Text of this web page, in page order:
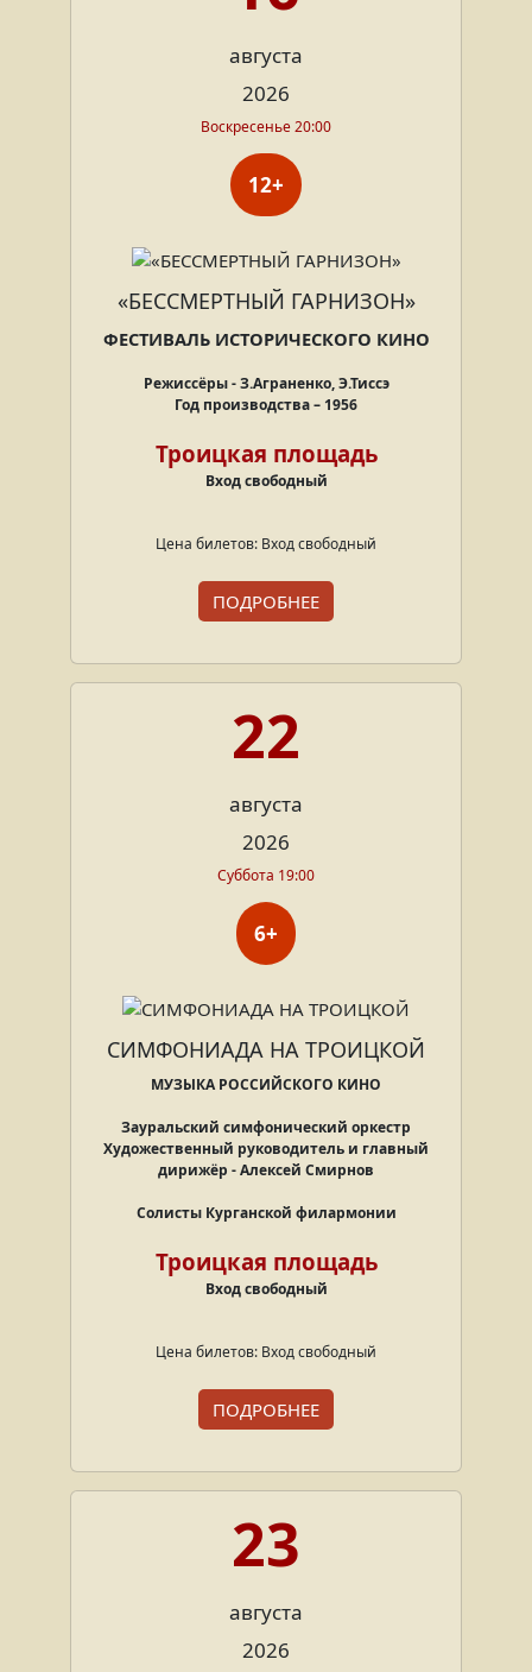
августа
2026
Воскресенье 20:00
12+
«БЕССМЕРТНЫЙ ГАРНИЗОН»
ФЕСТИВАЛЬ ИСТОРИЧЕСКОГО КИНО
Режиссёры - З.Аграненко, Э.Тиссэ
Год производства – 1956
Троицкая площадь
Вход свободный
Цена билетов: Вход свободный
ПОДРОБНЕЕ
22
августа
2026
Суббота 19:00
6+
СИМФОНИАДА НА ТРОИЦКОЙ
МУЗЫКА РОССИЙСКОГО КИНО
Зауральский симфонический оркестр
Художественный руководитель и главный
дирижёр - Алексей Смирнов
Солисты Курганской филармонии
Троицкая площадь
Вход свободный
Цена билетов: Вход свободный
ПОДРОБНЕЕ
23
августа
2026